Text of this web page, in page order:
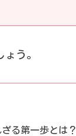
う。
る第一歩とは？